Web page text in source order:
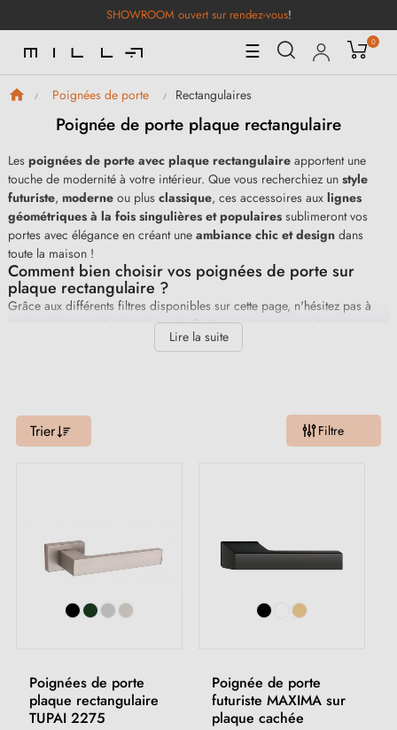
SHOWROOM ouvert sur rendez-vous!
Basculer
la
navigation
☰ 0
Poignées de porte Rectangulaires
Poignée de porte plaque rectangulaire
Les poignées de porte avec plaque rectangulaire apportent une
touche de modernité à votre intérieur. Que vous recherchiez un style
futuriste, moderne ou plus classique, ces accessoires aux lignes
géométriques à la fois singulières et populaires sublimeront vos
portes avec élégance en créant une ambiance chic et design dans
toute la maison !
Comment bien choisir vos poignées de porte sur
plaque rectangulaire ?
Grâce aux différents filtres disponibles sur cette page, n'hésitez pas à
explorer les variétés de styles et de finitions pour personnaliser votre
décoration. Optez par exemple pour des finitions brossées, très
Lire la suite
Trier Filtre
Poignées de porte
plaque rectangulaire
TUPAI 2275
Poignée de porte
futuriste MAXIMA sur
plaque cachée